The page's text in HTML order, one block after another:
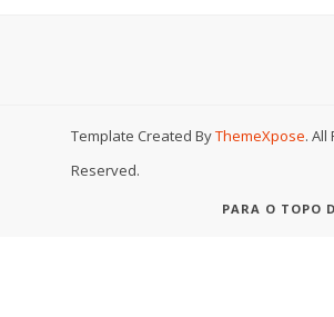
Template Created ByThemeXpose. All
Reserved.
PARA O TOPO